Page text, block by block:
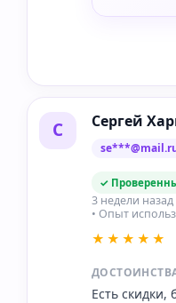
С Сергей
✓
3 недели назад
• Опыт
★★★★★
Есть